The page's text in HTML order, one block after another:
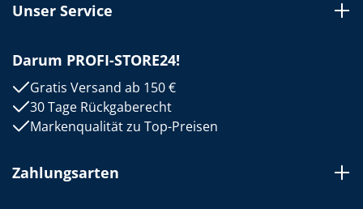
Unser Service
Darum PROFI-STORE24!
Gratis Versand ab 150 €
30 Tage Rückgaberecht
Markenqualität zu Top-Preisen
Zahlungsarten